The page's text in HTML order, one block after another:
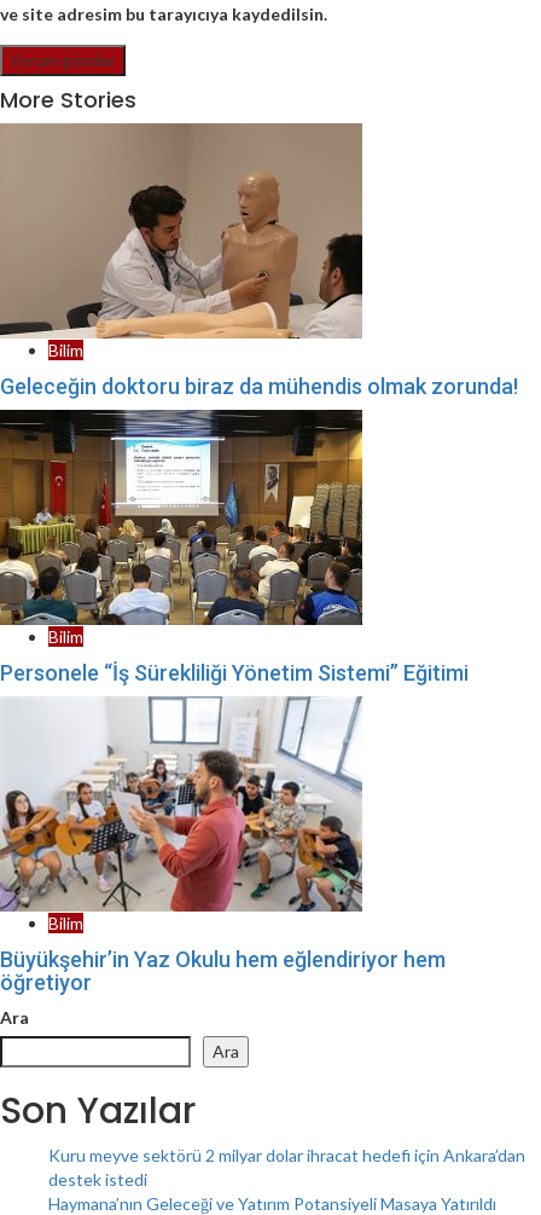
ve site adresim bu tarayıcıya kaydedilsin.
More Stories
Bilim
Geleceğin doktoru biraz da mühendis olmak zorunda!
Bilim
Personele “İş Sürekliliği Yönetim Sistemi” Eğitimi
Bilim
Büyükşehir’in Yaz Okulu hem eğlendiriyor hem
öğretiyor
Ara
Ara
Son Yazılar
Kuru meyve sektörü 2 milyar dolar ihracat hedefi için Ankara’dan
destek istedi
Haymana’nın Geleceği ve Yatırım Potansiyeli Masaya Yatırıldı